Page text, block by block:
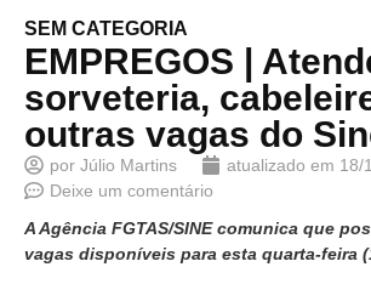
SEM CATEGORIA
EMPREGOS |
sorveteria,
outras vagas do
por Júlio Martins atualizado em 18/
Deixe um comentário
A Agência FGTAS/SINE comunica que
vagas disponíveis para esta quarta-feira